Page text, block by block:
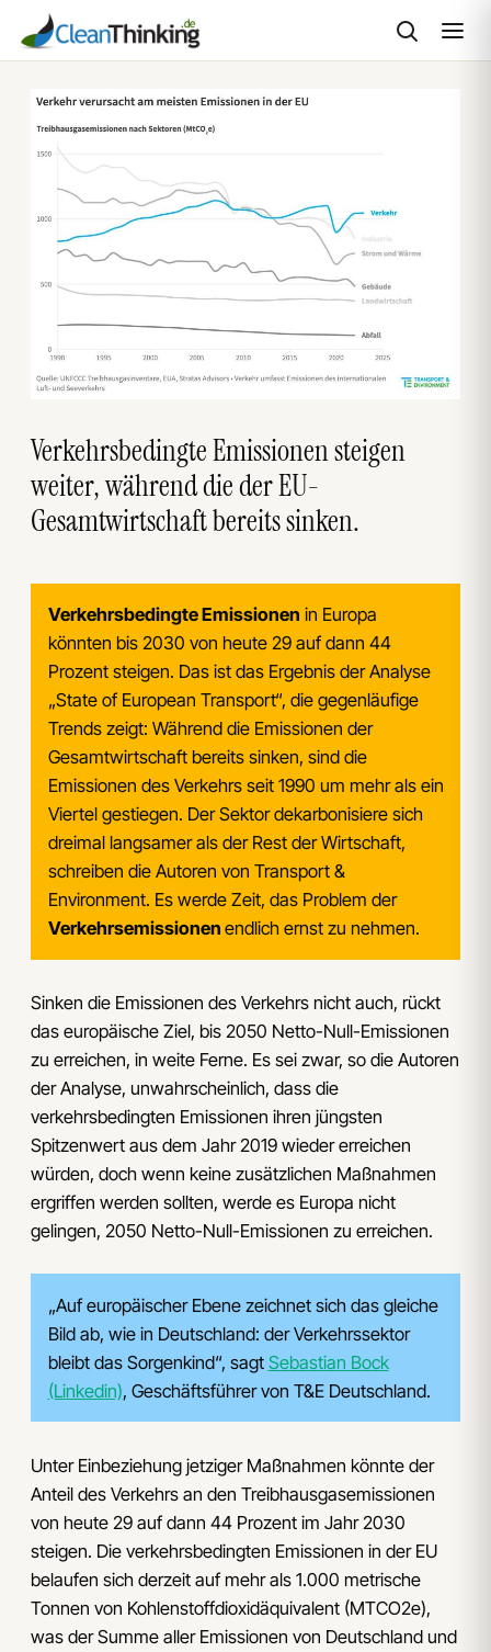
Inhalt
springen
Verkehrsbedingte Emissionen steigen
weiter, während die der EU-
Gesamtwirtschaft bereits sinken.
Verkehrsbedingte Emissionen in Europa
könnten bis 2030 von heute 29 auf dann 44
Prozent steigen. Das ist das Ergebnis der Analyse
„State of European Transport“, die gegenläufige
Trends zeigt: Während die Emissionen der
Gesamtwirtschaft bereits sinken, sind die
Emissionen des Verkehrs seit 1990 um mehr als ein
Viertel gestiegen. Der Sektor dekarbonisiere sich
dreimal langsamer als der Rest der Wirtschaft,
schreiben die Autoren von Transport &
Environment. Es werde Zeit, das Problem der
Verkehrsemissionen endlich ernst zu nehmen.
Sinken die Emissionen des Verkehrs nicht auch, rückt
das europäische Ziel, bis 2050 Netto-Null-Emissionen
zu erreichen, in weite Ferne. Es sei zwar, so die Autoren
der Analyse, unwahrscheinlich, dass die
verkehrsbedingten Emissionen ihren jüngsten
Spitzenwert aus dem Jahr 2019 wieder erreichen
würden, doch wenn keine zusätzlichen Maßnahmen
ergriffen werden sollten, werde es Europa nicht
gelingen, 2050 Netto-Null-Emissionen zu erreichen.
„Auf europäischer Ebene zeichnet sich das gleiche
Bild ab, wie in Deutschland: der Verkehrssektor
bleibt das Sorgenkind“, sagt Sebastian Bock
(Linkedin), Geschäftsführer von T&E Deutschland.
Unter Einbeziehung jetziger Maßnahmen könnte der
Anteil des Verkehrs an den Treibhausgasemissionen
von heute 29 auf dann 44 Prozent im Jahr 2030
steigen. Die verkehrsbedingten Emissionen in der EU
belaufen sich derzeit auf mehr als 1.000 metrische
Tonnen von Kohlenstoffdioxidäquivalent (MTCO2e),
was der Summe aller Emissionen von Deutschland und